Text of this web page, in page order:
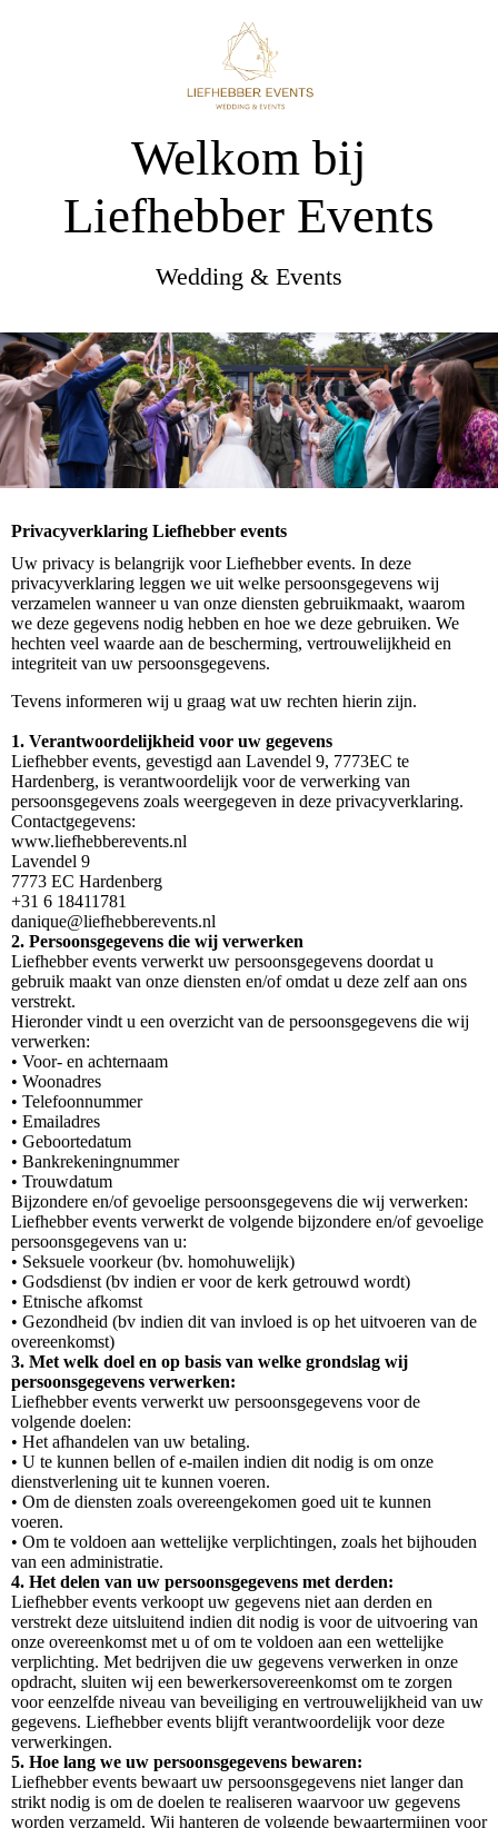
Welkom bij
Liefhebber Events
Wedding & Events
Privacyverklaring Liefhebber events
Uw privacy is belangrijk voor Liefhebber events. In deze
privacyverklaring leggen we uit welke persoonsgegevens wij
verzamelen wanneer u van onze diensten gebruikmaakt, waarom
we deze gegevens nodig hebben en hoe we deze gebruiken. We
hechten veel waarde aan de bescherming, vertrouwelijkheid en
integriteit van uw persoonsgegevens.
Tevens informeren wij u graag wat uw rechten hierin zijn.
1. Verantwoordelijkheid voor uw gegevens
Liefhebber events, gevestigd aan Lavendel 9, 7773EC te
Hardenberg, is verantwoordelijk voor de verwerking van
persoonsgegevens zoals weergegeven in deze privacyverklaring.
Contactgegevens:
www.liefhebberevents.nl
Lavendel 9
7773 EC Hardenberg
+31 6 18411781
danique@liefhebberevents.nl
2. Persoonsgegevens die wij verwerken
Liefhebber events verwerkt uw persoonsgegevens doordat u
gebruik maakt van onze diensten en/of omdat u deze zelf aan ons
verstrekt.
Hieronder vindt u een overzicht van de persoonsgegevens die wij
verwerken:
• Voor- en achternaam
• Woonadres
• Telefoonnummer
• Emailadres
• Geboortedatum
• Bankrekeningnummer
• Trouwdatum
Bijzondere en/of gevoelige persoonsgegevens die wij verwerken:
Liefhebber events verwerkt de volgende bijzondere en/of gevoelige
persoonsgegevens van u:
• Seksuele voorkeur (bv. homohuwelijk)
• Godsdienst (bv indien er voor de kerk getrouwd wordt)
• Etnische afkomst
• Gezondheid (bv indien dit van invloed is op het uitvoeren van de
overeenkomst)
3. Met welk doel en op basis van welke grondslag wij
persoonsgegevens verwerken:
Liefhebber events verwerkt uw persoonsgegevens voor de
volgende doelen:
• Het afhandelen van uw betaling.
• U te kunnen bellen of e-mailen indien dit nodig is om onze
dienstverlening uit te kunnen voeren.
• Om de diensten zoals overeengekomen goed uit te kunnen
voeren.
• Om te voldoen aan wettelijke verplichtingen, zoals het bijhouden
van een administratie.
4. Het delen van uw persoonsgegevens met derden:
Liefhebber events verkoopt uw gegevens niet aan derden en
verstrekt deze uitsluitend indien dit nodig is voor de uitvoering van
onze overeenkomst met u of om te voldoen aan een wettelijke
verplichting. Met bedrijven die uw gegevens verwerken in onze
opdracht, sluiten wij een bewerkersovereenkomst om te zorgen
voor eenzelfde niveau van beveiliging en vertrouwelijkheid van uw
gegevens. Liefhebber events blijft verantwoordelijk voor deze
verwerkingen.
5. Hoe lang we uw persoonsgegevens bewaren:
Liefhebber events bewaart uw persoonsgegevens niet langer dan
strikt nodig is om de doelen te realiseren waarvoor uw gegevens
worden verzameld. Wij hanteren de volgende bewaartermijnen voor